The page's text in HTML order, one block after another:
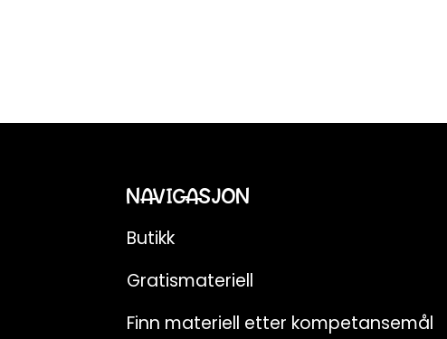
NAVIGASJON
Butikk
Gratismateriell
Finn materiell etter kompetansemål